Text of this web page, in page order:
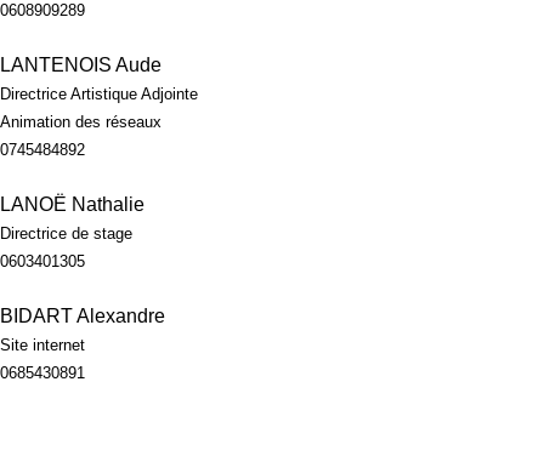
0608909289
LANTENOIS Aude
Directrice Artistique Adjointe
Animation des réseaux
0745484892
LANOË Nathalie
Directrice de stage
0603401305
BIDART Alexandre
Site internet
0685430891